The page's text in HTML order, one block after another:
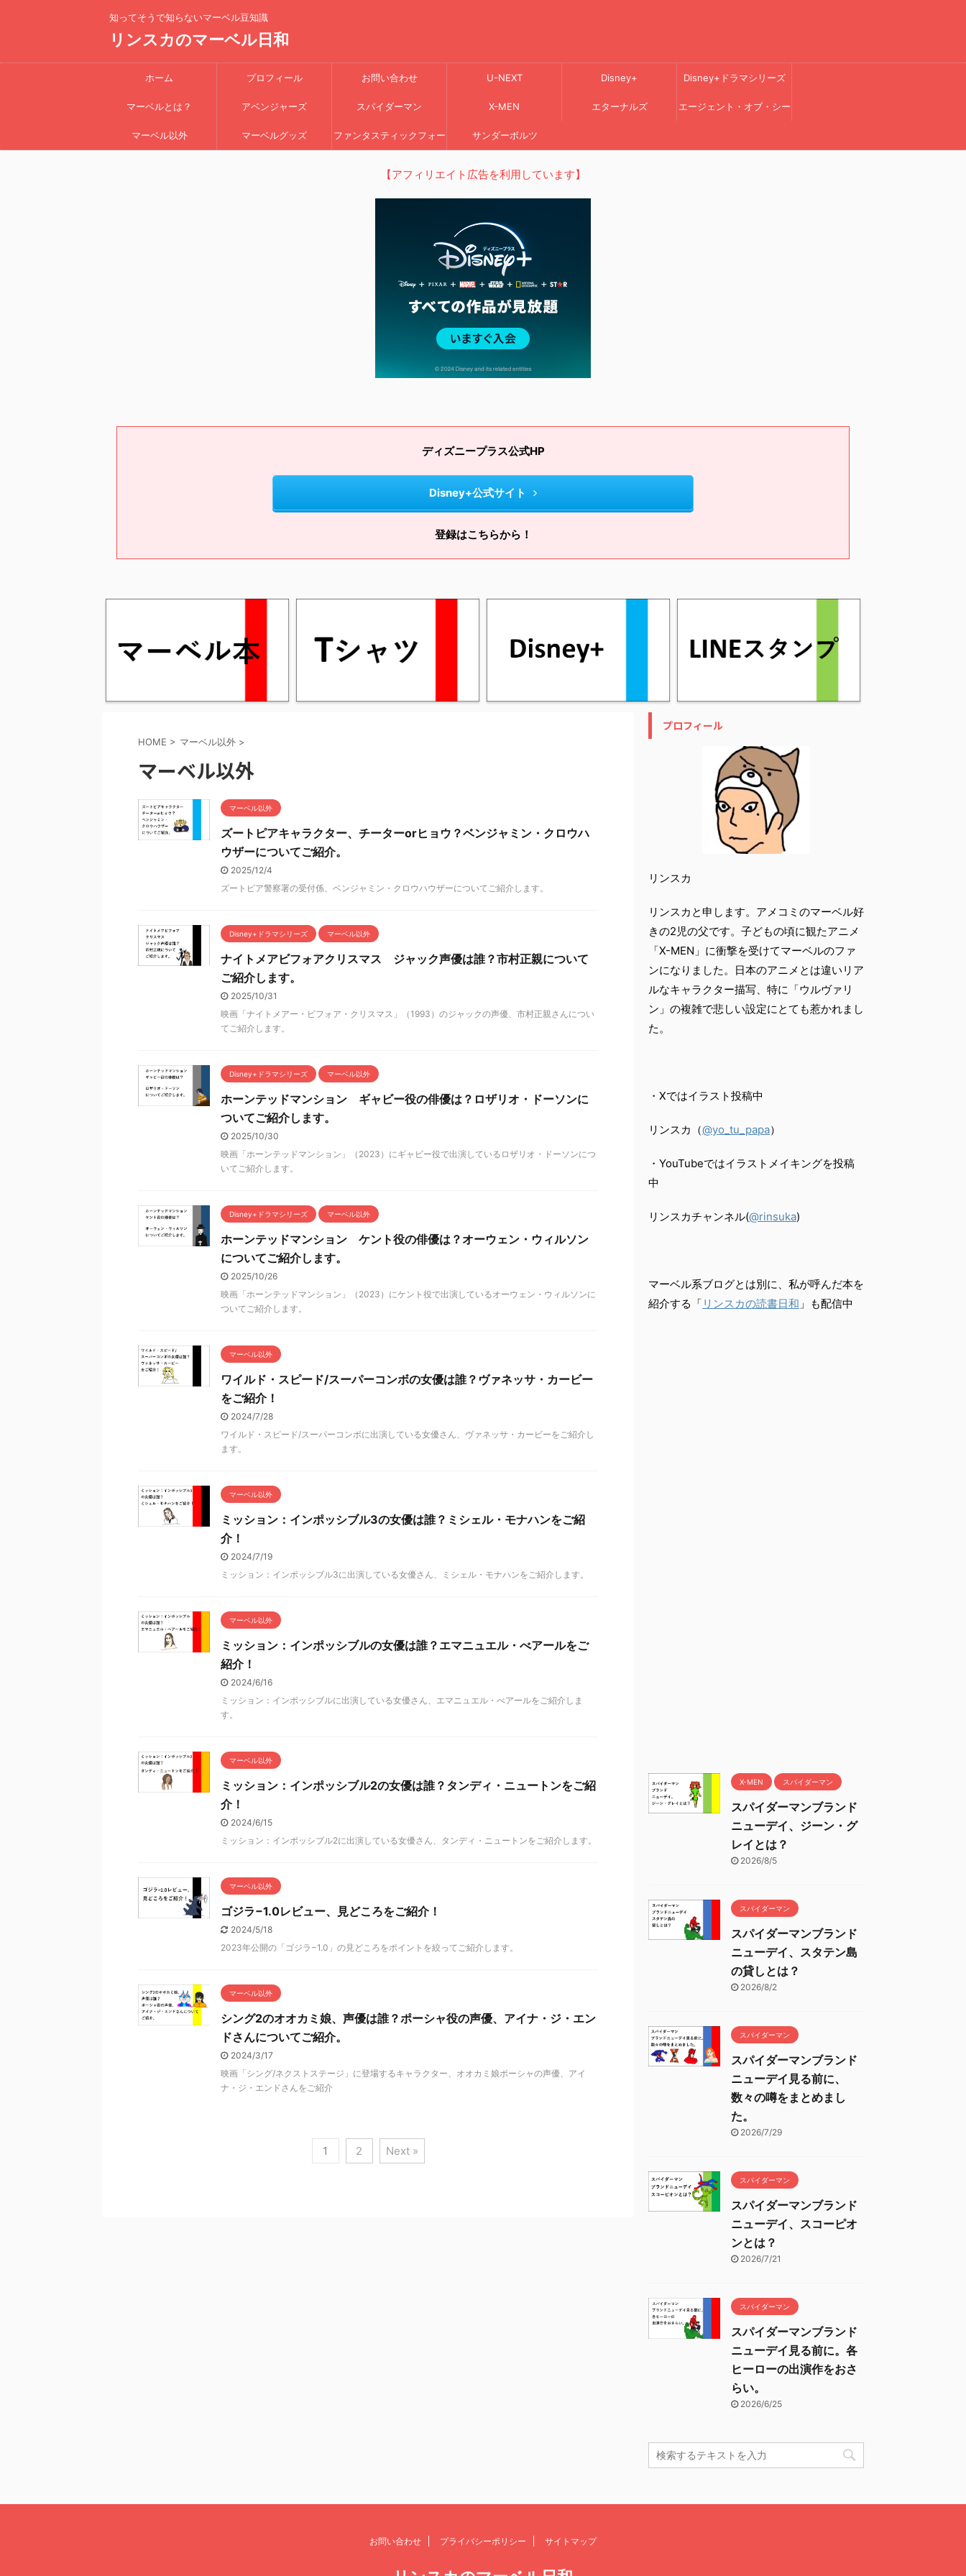
知ってそうで知らないマーベル豆知識
リンスカのマーベル日和
ホーム プロフィール お問い合わせ U-NEXT Disney+ Disney+ドラマシリーズ
マーベルとは？ アベンジャーズ スパイダーマン X-MEN エターナルズ エージェント・オブ・シー
マーベル以外 マーベルグッズ ファンタスティックフォー サンダーボルツ
【アフィリエイト広告を利用しています】
ディズニープラス公式HP
Disney+公式サイト
登録はこちらから！
HOME > マーベル以外 >
マーベル以外
マーベル以外
ズートピアキャラクター、チーターorヒョウ？ベンジャミン・クロウハ
ウザーについてご紹介。
2025/12/4
ズートピア警察署の受付係、ベンジャミン・クロウハウザーについてご紹介します。
Disney+ドラマシリーズ マーベル以外
ナイトメアビフォアクリスマス ジャック声優は誰？市村正親について
ご紹介します。
2025/10/31
映画「ナイトメアー・ビフォア・クリスマス」（1993）のジャックの声優、市村正親さんについ
てご紹介します。
Disney+ドラマシリーズ マーベル以外
ホーンテッドマンション ギャビー役の俳優は？ロザリオ・ドーソンに
ついてご紹介します。
2025/10/30
映画「ホーンテッドマンション」（2023）にギャビー役で出演しているロザリオ・ドーソンにつ
いてご紹介します。
Disney+ドラマシリーズ マーベル以外
ホーンテッドマンション ケント役の俳優は？オーウェン・ウィルソン
についてご紹介します。
2025/10/26
映画「ホーンテッドマンション」（2023）にケント役で出演しているオーウェン・ウィルソンに
ついてご紹介します。
マーベル以外
ワイルド・スピード/スーパーコンボの女優は誰？ヴァネッサ・カービー
をご紹介！
2024/7/28
ワイルド・スピード/スーパーコンボに出演している女優さん、ヴァネッサ・カービーをご紹介し
ます。
マーベル以外
ミッション：インポッシブル3の女優は誰？ミシェル・モナハンをご紹
介！
2024/7/19
ミッション：インポッシブル3に出演している女優さん、ミシェル・モナハンをご紹介します。
マーベル以外
ミッション：インポッシブルの女優は誰？エマニュエル・べアールをご
紹介！
2024/6/16
ミッション：インポッシブルに出演している女優さん、エマニュエル・べアールをご紹介しま
す。
マーベル以外
ミッション：インポッシブル2の女優は誰？タンディ・ニュートンをご紹
介！
2024/6/15
ミッション：インポッシブル2に出演している女優さん、タンディ・ニュートンをご紹介します。
マーベル以外
ゴジラ−1.0レビュー、見どころをご紹介！
2024/5/18
2023年公開の「ゴジラ−1.0」の見どころをポイントを絞ってご紹介します。
マーベル以外
シング2のオオカミ娘、声優は誰？ポーシャ役の声優、アイナ・ジ・エン
ドさんについてご紹介。
2024/3/17
映画「シング/ネクストステージ」に登場するキャラクター、オオカミ娘ポーシャの声優、アイ
ナ・ジ・エンドさんをご紹介
1 2 Next »
プロフィール
リンスカ
リンスカと申します。アメコミのマーベル好
きの2児の父です。子どもの頃に観たアニメ
「X-MEN」に衝撃を受けてマーベルのファ
ンになりました。日本のアニメとは違いリア
ルなキャラクター描写、特に「ウルヴァリ
ン」の複雑で悲しい設定にとても惹かれまし
た。
・Xではイラスト投稿中
リンスカ（@yo_tu_papa）
・YouTubeではイラストメイキングを投稿
中
リンスカチャンネル(@rinsuka)
マーベル系ブログとは別に、私が呼んだ本を
紹介する「 リンスカの読書日和 」も配信中
X-MEN スパイダーマン
スパイダーマンブランド
ニューデイ、ジーン・グ
レイとは？
2026/8/5
スパイダーマン
スパイダーマンブランド
ニューデイ、スタテン島
の貸しとは？
2026/8/2
スパイダーマン
スパイダーマンブランド
ニューデイ見る前に、
数々の噂をまとめまし
た。
2026/7/29
スパイダーマン
スパイダーマンブランド
ニューデイ、スコーピオ
ンとは？
2026/7/21
スパイダーマン
スパイダーマンブランド
ニューデイ見る前に。各
ヒーローの出演作をおさ
らい。
2026/6/25
お問い合わせ プライバシーポリシー サイトマップ